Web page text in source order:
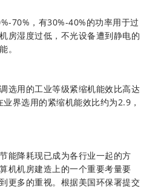
70%，有30%-40%的功率用于过
房湿度过低，不光设备遭到静电的
。
选用的工业等级紧缩机能效比高达
界选用的紧缩机能效比约为2.9，
能降耗现已成为各行业一起的方
机机房建造上的一个重要考量要
更多的重视。根据美国环保署提交